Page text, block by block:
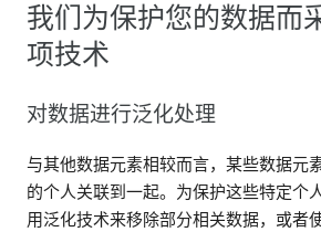
我们为保护您的数据而
项技术
对数据进行泛化处理
与其他数据元素相较而言，某些数据元
的个人关联到一起。为保护这些特定个
用泛化技术来移除部分相关数据，或者